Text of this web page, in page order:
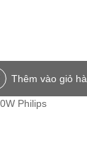
Thêm vào giỏ
Philips